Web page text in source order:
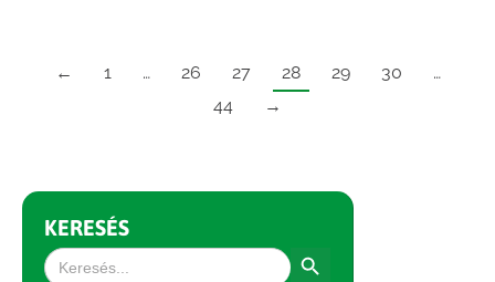
← 1 … 26 27 28 29 30
…
44
→
KERESÉS
Search
for: